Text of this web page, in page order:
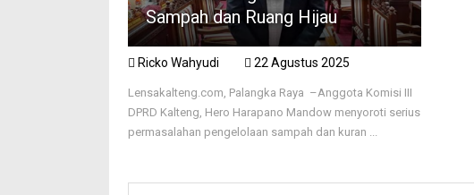
Sampah dan Ruang Hijau
Ricko Wahyudi 22 Agustus 2025
Lensakalteng.com, Palangka Raya –Anggota Komisi III
DPRD Kalteng, Hero Harapano Mandow menyoroti serius
permasalahan pengelolaan sampah dan kuran ...